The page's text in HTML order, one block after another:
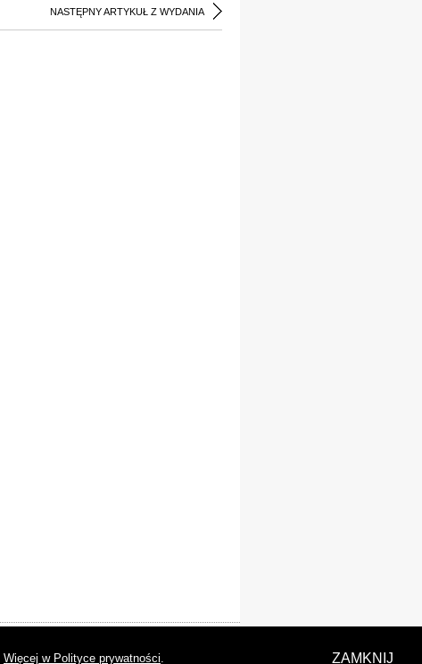
NASTĘPNY ARTYKUŁ Z WYDANIA
Więcej w Polityce prywatności. ZAMKNIJ